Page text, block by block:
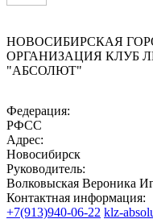
НОВОСИБИРСКАЯ
ОРГАНИЗАЦИЯ КЛУБ
"АБСОЛЮТ"
Федерация:
РФСС
Адрес:
Новосибирск
Руководитель:
Волковыская Вероника
Контактная информация:
+7(913)940-06-22 klz-